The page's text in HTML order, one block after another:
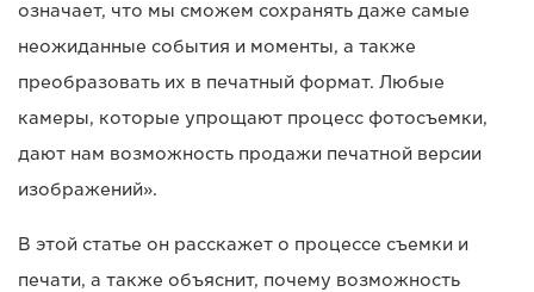
означает, что мы сможем сохранять даже самые
неожиданные события и моменты, а также
преобразовать их в печатный формат. Любые
камеры, которые упрощают процесс фотосъемки,
дают нам возможность продажи печатной версии
изображений».
В этой статье он расскажет о процессе съемки и
печати, а также объяснит, почему возможность